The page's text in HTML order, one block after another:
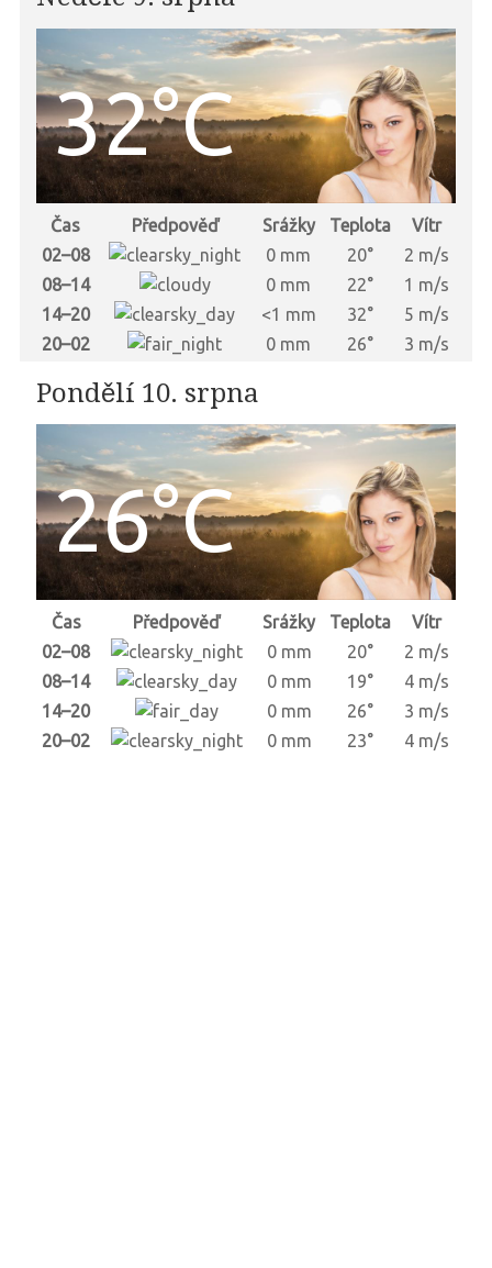
32°C
Čas Předpověď Srážky Teplota
Vítr
02–08
0 mm 20°
2 m/s
08–14
0 mm 22°
1 m/s
14–20
<1 mm 32°
5 m/s
20–02
0 mm 26° 3 m/s
Pondělí 10. srpna
26°C
Čas Předpověď Srážky Teplota
Vítr
02–08
0 mm 20°
2 m/s
08–14
0 mm 19°
4 m/s
14–20
0 mm 26°
3 m/s
20–02
0 mm 23° 4 m/s